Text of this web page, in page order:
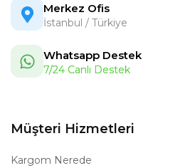
Merkez Ofis
İstanbul / Türkiye
Whatsapp Destek
7/24 Canlı Destek
Müşteri Hizmetleri
Kargom Nerede